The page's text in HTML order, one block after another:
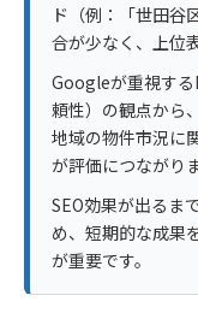
ド（例：「世田谷
合が少なく、上位
Googleが重視す
頼性）の観点から
地域の物件市況に
が評価につながりま
SEO効果が出るま
め、短期的な成果
が重要です。